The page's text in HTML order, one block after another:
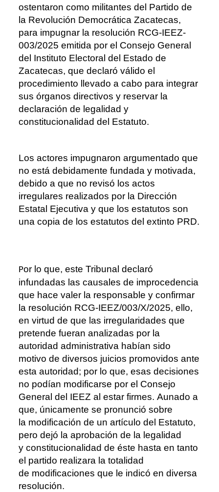
ostentaron como militantes del Partido de
la Revolución Democrática Zacatecas,
para impugnar la resolución RCG-IEEZ-
003/2025 emitida por el Consejo General
del Instituto Electoral del Estado de
Zacatecas, que declaró válido el
procedimiento llevado a cabo para integrar
sus órganos directivos y reservar la
declaración de legalidad y
constitucionalidad del Estatuto.
Los actores impugnaron argumentado que
no está debidamente fundada y motivada,
debido a que no revisó los actos
irregulares realizados por la Dirección
Estatal Ejecutiva y que los estatutos son
una copia de los estatutos del extinto PRD.
Por lo que, este Tribunal declaró
infundadas las causales de improcedencia
que hace valer la responsable y confirmar
la resolución RCG-IEEZ/003/X/2025, e llo,
en virtud de que las irregularidades que
pretende fueran analizadas por la
autoridad administrativa habían sido
motivo de diversos juicios promovidos ante
esta autoridad; por lo que, esas decisiones
no podían modificarse por el Consejo
General del IEEZ al estar firmes. Aunado a
que, únicamente se pronunció sobre
la modificación de un artículo del Estatuto,
pero dejó la aprobación de la legalidad
y constitucionalidad de éste hasta en tanto
el partido realizara la totalidad
de modificaciones que le indicó en diversa
resolución.